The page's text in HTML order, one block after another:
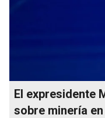
El expresidente
sobre minería